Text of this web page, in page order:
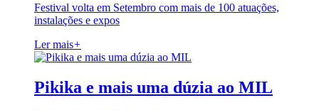
Festival volta em Setembro com mais de 100 atuações,
instalações e expos
Ler mais+
Pikika e mais uma dúzia ao MIL